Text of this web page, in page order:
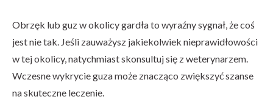
Obrzęk lub guz w okolicy gardła to wyraźny sygnał, że coś
jest nie tak. Jeśli zauważysz jakiekolwiek nieprawidłowości
w tej okolicy, natychmiast skonsultuj się z weterynarzem.
Wczesne wykrycie guza może znacząco zwiększyć szanse
na skuteczne leczenie.